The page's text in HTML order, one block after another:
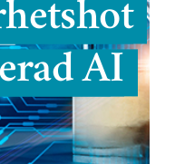
AI